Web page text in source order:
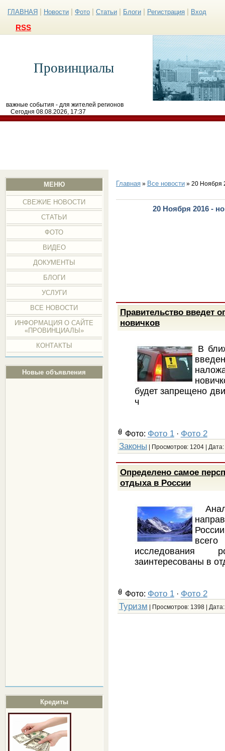
ГЛАВНАЯ Новости Фото Статьи Блоги Регистрация Вход
RSS
Провинциалы
важные события - для жителей регионов
Сегодня 08.08.2026, 17:37
МЕНЮ
СВЕЖИЕ НОВОСТИ
СТАТЬИ
ФОТО
ВИДЕО
ДОКУМЕНТЫ
БЛОГИ
УСЛУГИ
ВСЕ НОВОСТИ
ИНФОРМАЦИЯ О САЙТЕ
«ПРОВИНЦИАЛЫ»
КОНТАКТЫ
Новые объявления
Кредиты
Главная» Все новости» 20 Ноября
20 Ноября 2016 -
Правительство введет
новичков
В
будет запрещено
ч
Фото: Фото 1· Фото 2
Законы | Просмотров: 1204 | Дата:
Определено самое
отдыха в России
исследования
заинтересованы в
Фото: Фото 1· Фото 2
Туризм | Просмотров: 1398 |